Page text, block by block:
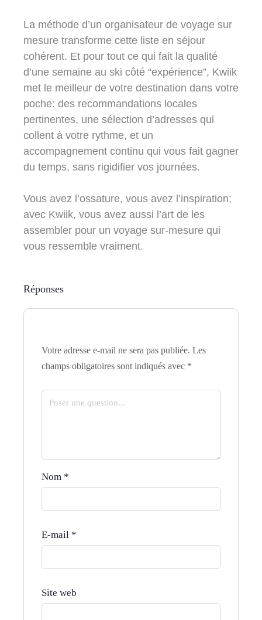
La méthode d’un organisateur de voyage sur
mesure transforme cette liste en séjour
cohérent. Et pour tout ce qui fait la qualité
d’une semaine au ski côté “expérience”, Kwiik
met le meilleur de votre destination dans votre
poche: des recommandations locales
pertinentes, une sélection d’adresses qui
collent à votre rythme, et un
accompagnement continu qui vous fait gagner
du temps, sans rigidifier vos journées.
Vous avez l’ossature, vous avez l’inspiration;
avec Kwiik, vous avez aussi l’art de les
assembler pour un voyage sur-mesure qui
vous ressemble vraiment.
Réponses
Votre adresse e-mail ne sera pas publiée. Les
champs obligatoires sont indiqués avec *
Nom *
E-mail *
Site web